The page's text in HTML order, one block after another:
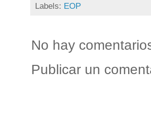
Labels: EOP
No hay
Publicar un